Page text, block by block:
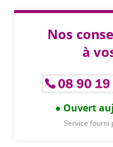
Nos
à
Ouvert
Service fourni